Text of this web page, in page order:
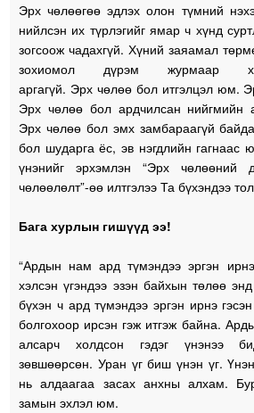
Эрх чөлөөгөө эдлэх олон түмний
нийлсэн их түрлэгийг ямар ч хүнд
зогсоож чадахгүй. Хүний заяамал
зохиомол дүрэм журмаар
аргагүй. Эрх чөлөө бол итгэлцэл юм.
Эрх чөлөө бол ардчилсан нийгмийн
Эрх чөлөө бол эмх замбараагүй
бол шударга ёс, эв нэгдлийн гагнаас
үнэнийг эрхэмлэн “Эрх чөлөөний
чөлөөлөлт”-өө илтгэлээ Та бүхэндээ
Бага хурлын гишүүд ээ!
“Ардын нам ард түмэндээ эргэн
хэлсэн үгэндээ эзэн байхын төлөө
бүхэн ч ард түмэндээ эргэн ирнэ
болгохоор ирсэн гэж итгэж байна.
алсарч холдсон гэдэг үнэнээ
зөвшөөрсөн. Уран үг биш үнэн үг.
нь алдаагаа засах анхны алхам.
замын эхлэл юм.